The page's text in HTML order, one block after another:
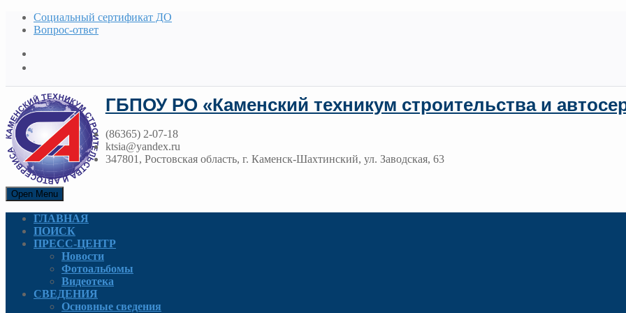
Социальный сертификат ДО
Вопрос-ответ
ГБПОУ РО «Каменский техникум строительства и
(86365) 2-07-18
ktsia@yandex.ru
347801, Ростовская область, г. Каменск-Шахтинский, ул. Заводская, 63
Open Menu
ГЛАВНАЯ
ПОИСК
ПРЕСС-ЦЕНТР
Новости
Фотоальбомы
Видеотека
СВЕДЕНИЯ
Основные сведения